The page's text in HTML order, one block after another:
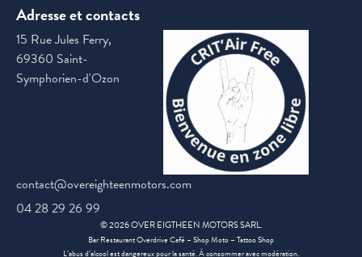
Adresse et contacts
15 Rue Jules Ferry,
69360 Saint-
Symphorien-d'Ozon
contact@overeighteenmotors.com
04 28 29 26 99
©2026OVER EIGTHEEN MOTORS SARL.
Bar Restaurant Overdrive Café – Shop Moto – Tattoo Shop
L’abus d’alcool est dangereux pour la santé. À consommer avec modération.